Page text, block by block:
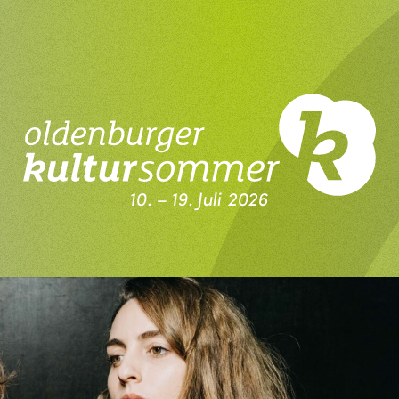
Kultursommer Oldenburg
10. – 19. Juli 2026